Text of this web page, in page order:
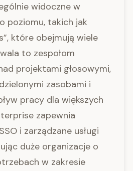
widoczne w
poziomu, takich jak
które obejmują wiele
to zespołom
projektami głosowymi,
zasobami i
pracy dla większych
zapewnia
i zarządzane usługi
duże organizacje o
w zakresie